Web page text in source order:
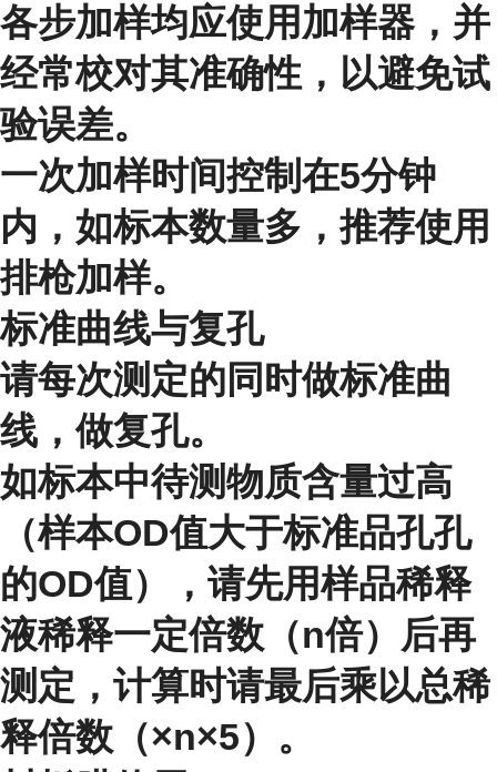
各步加样均应使用加样器，并
经常校对其准确性，以避免试
验误差。
一次加样时间控制在5分钟
内，如标本数量多，推荐使用
排枪加样。
标准曲线与复孔
请每次测定的同时做标准曲
线，做复孔。
如标本中待测物质含量过高
（样本OD值大于标准品孔孔
的OD值），请先用样品稀释
液稀释一定倍数（n倍）后再
测定，计算时请最后乘以总稀
释倍数（×n×5）。